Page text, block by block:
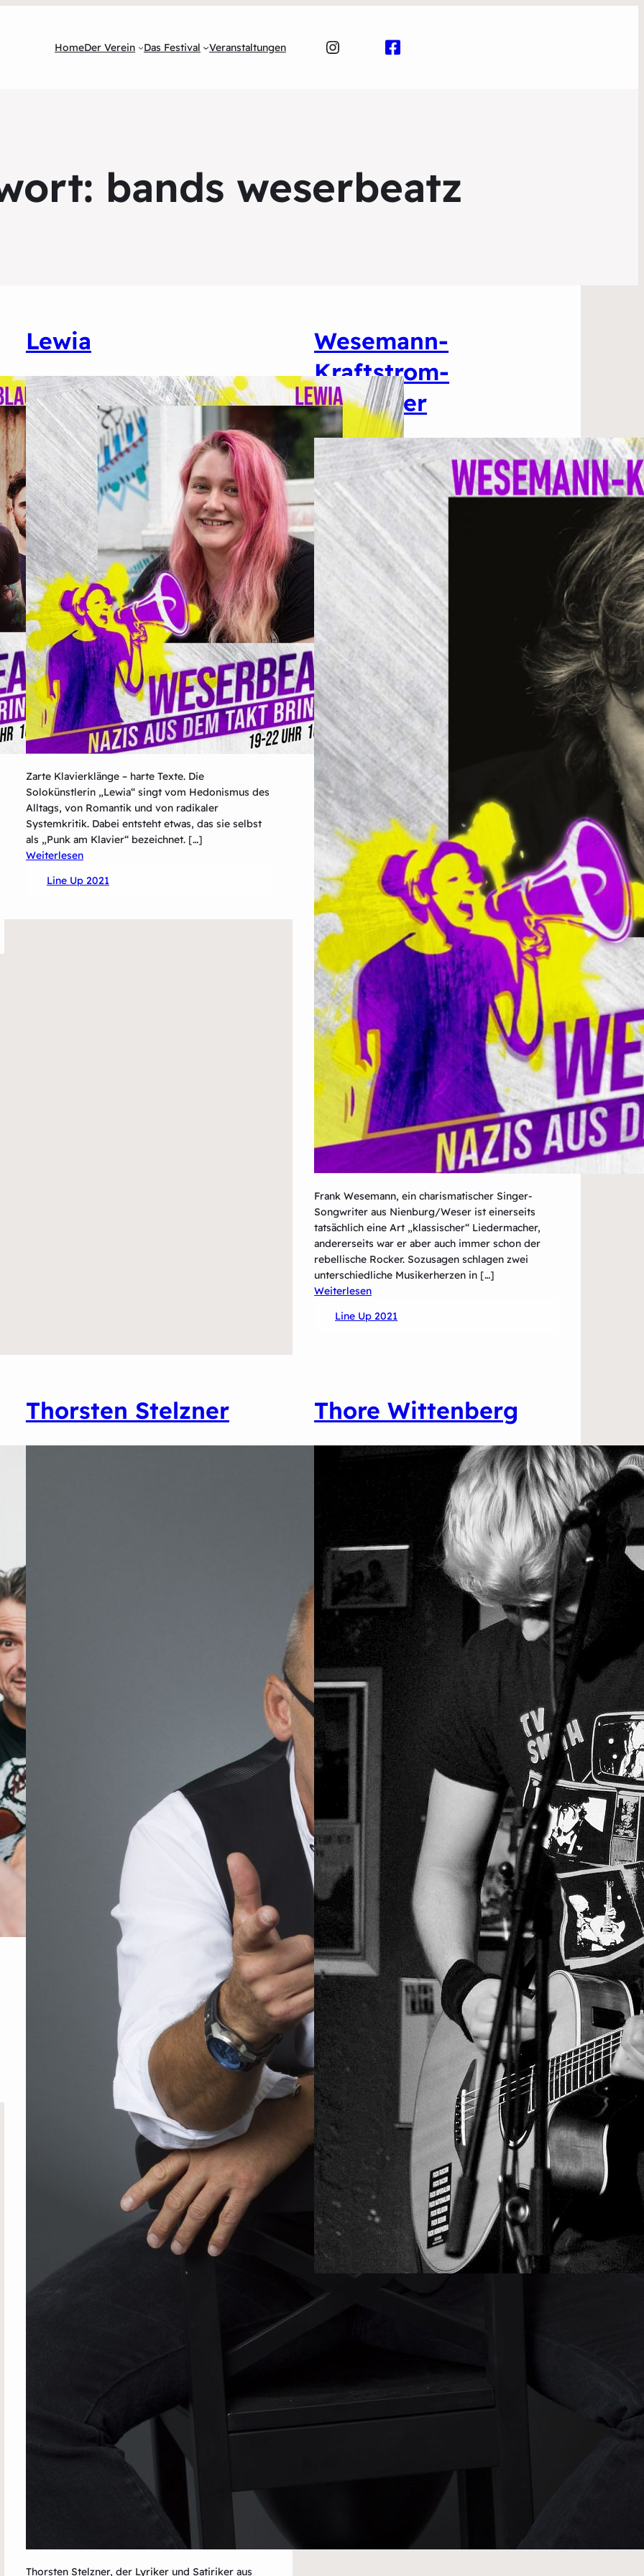
HomeDer Verein Das Festival Veranstaltungen Instagram
bands weserbeatz
Lewia
Zarte Klavierklänge – harte Texte. Die
Solokünstlerin „Lewia“ singt vom Hedonismus des
Alltags, von Romantik und von radikaler
Systemkritik. Dabei entsteht etwas, das sie selbst
als „Punk am Klavier“ bezeichnet. […]
Weiterlesen:
Line Up 2021
Wesemann-
Kraftstrom-
Orchester
Frank Wesemann, ein charismatischer Singer-
Songwriter aus Nienburg/Weser ist einerseits
tatsächlich eine Art „klassischer“ Liedermacher,
andererseits war er aber auch immer schon der
rebellische Rocker. Sozusagen schlagen zwei
unterschiedliche Musikerherzen in […]
Weiterlesen:
Kraftstrom-
Line Up 2021
Thorsten Stelzner
Thorsten Stelzner, der Lyriker und Satiriker aus
Thore Wittenberg
Thore Wittenberg ist Liedermacher, Akustik Punk,
Line Up 2019